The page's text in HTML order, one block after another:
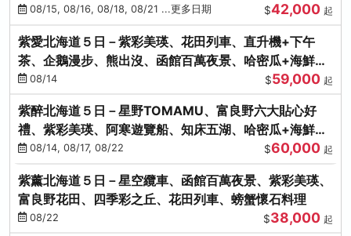
酒暢飲
08/15, 08/16, 08/18, 08/21 ...更多日期 $42,000 起
紫愛北海道５日－紫彩美瑛、花田列車、直升機+下午
茶、企鵝漫步、熊出沒、函館百萬夜景、哈密瓜+海鮮和
牛八大螃蟹吃到飽
08/14 $59,000 起
紫醉北海道５日－星野TOMAMU、富良野六大貼心好
禮、紫彩美瑛、阿寒遊覽船、知床五湖、哈密瓜+海鮮和
牛螃蟹吃到飽
08/14, 08/17, 08/22 $60,000 起
紫薰北海道５日－星空纜車、函館百萬夜景、紫彩美瑛、
富良野花田、四季彩之丘、花田列車、螃蟹懷石料理
08/22 $38,000 起